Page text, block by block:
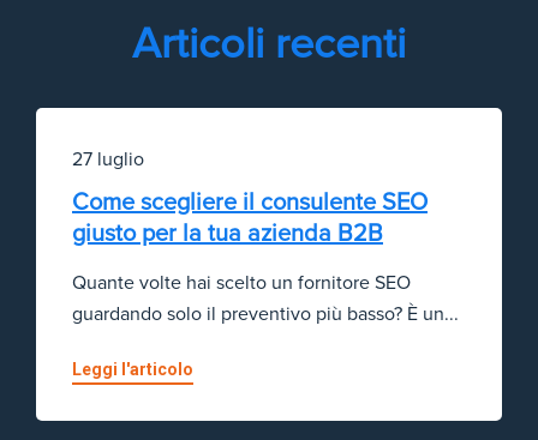
Articoli recenti
27 luglio
Come scegliere il consulente SEO
giusto per la tua azienda B2B
Quante volte hai scelto un fornitore SEO
guardando solo il preventivo più basso? È un...
Leggi l'articolo